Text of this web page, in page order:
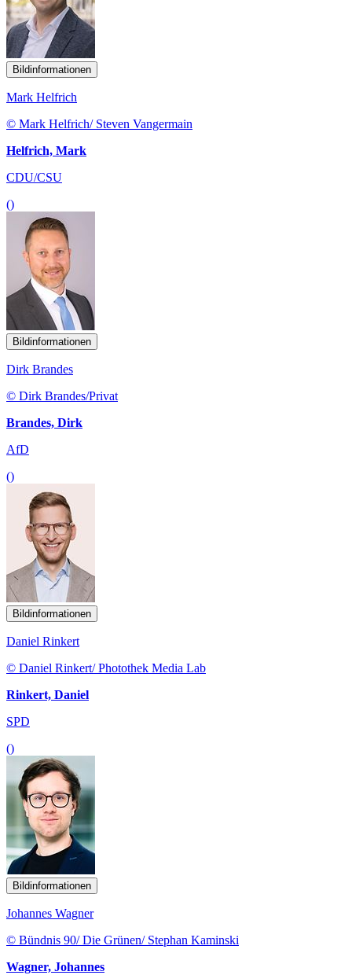
Bildinformationen
Mark Helfrich
© Mark Helfrich/ Steven Vangermain
Helfrich, Mark
CDU/CSU
()
Bildinformationen
Dirk Brandes
© Dirk Brandes/Privat
Brandes, Dirk
AfD
()
Bildinformationen
Daniel Rinkert
© Daniel Rinkert/ Photothek Media Lab
Rinkert, Daniel
SPD
()
Bildinformationen
Johannes Wagner
© Bündnis 90/ Die Grünen/ Stephan Kaminski
Wagner, Johannes